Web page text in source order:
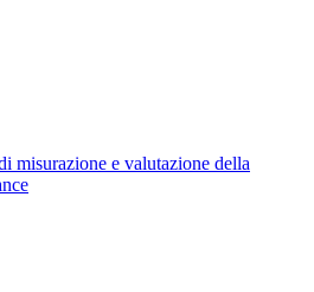
misurazione e valutazione della